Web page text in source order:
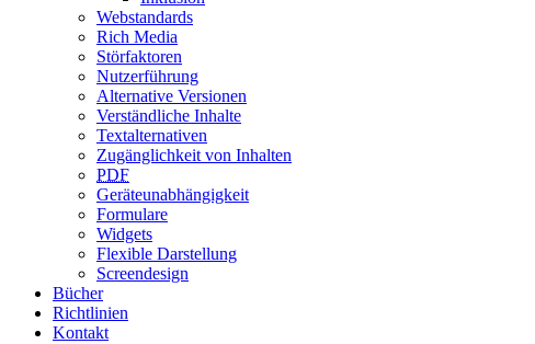
Webstandards
Rich Media
Störfaktoren
Nutzerführung
Alternative Versionen
Verständliche Inhalte
Textalternativen
Zugänglichkeit von Inhalten
PDF
Geräteunabhängigkeit
Formulare
Widgets
Flexible Darstellung
Screendesign
Bücher
Richtlinien
Kontakt